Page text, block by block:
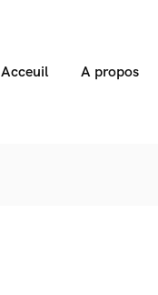
Acceuil A propos